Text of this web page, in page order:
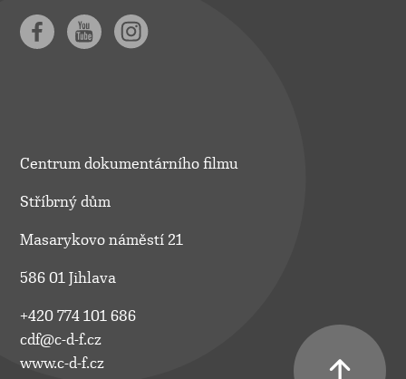
Centrum dokumentárního filmu
Stříbrný dům
Masarykovo náměstí 21
586 01 Jihlava
+420 774 101 686
cdf@c-d-f.cz
www.c-d-f.cz